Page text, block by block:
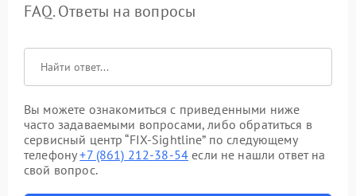
FAQ. Ответы на вопросы
Вы можете ознакомиться с приведенными ниже
часто задаваемыми вопросами, либо обратиться в
сервисный центр “FIX-Sightline” по следующему
телефону+7 (861) 212-38-54 если не нашли ответ на
свой вопрос.